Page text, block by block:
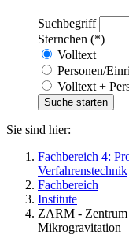
Suchbegriff
Sternchen (*)
Volltext
Personen/
Volltext +
Sie sind hier:
Fachbereich 4:
Verfahrenstechnik
Fachbereich
Institute
ZARM - Zentrum
Mikrogravitation